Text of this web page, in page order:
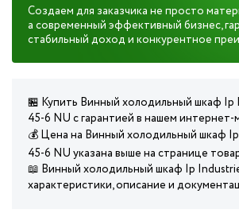
Создаем для заказчика не просто
а современный эффективный бизнес,
стабильный доход и конкурентное
🏪 Купить Винный холодильный шкаф Ip
45-6 NU с гарантией в нашем интернет-
💰 Цена на Винный холодильный шкаф
45-6 NU указана выше на странице
📖 Винный холодильный шкаф Ip
характеристики, описание и